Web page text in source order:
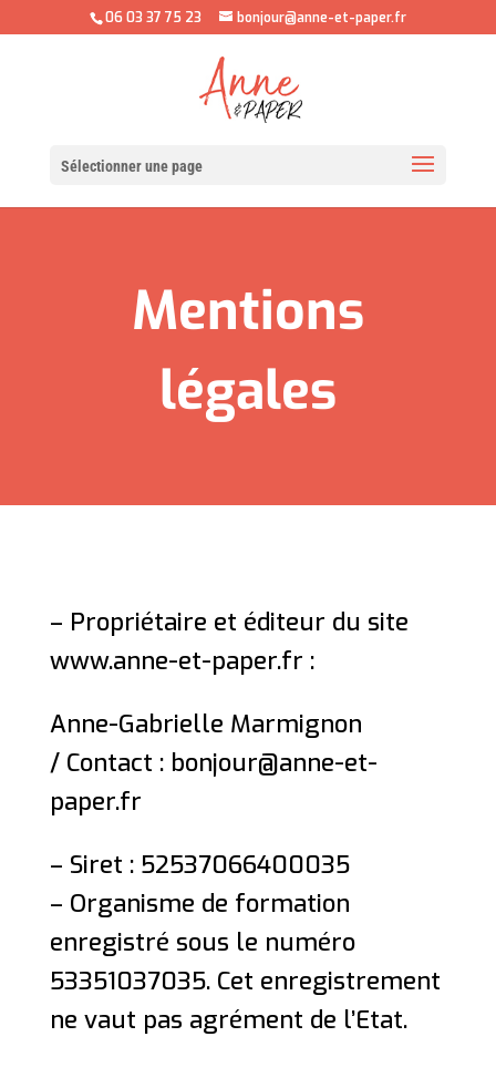
06 03 37 75 23 bonjour@anne-et-paper.fr
Sélectionner une page
Mentions
légales
– Propriétaire et éditeur du site
www.anne-et-paper.fr :
Anne-Gabrielle Marmignon
/ Contact : bonjour@anne-et-
paper.fr
– Siret : 52537066400035
– Organisme de formation
enregistré sous le numéro
53351037035. Cet enregistrement
ne vaut pas agrément de l’Etat.